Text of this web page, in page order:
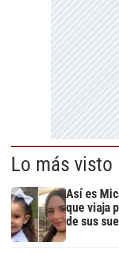
Lo más visto
Así es
que viaja
de sus